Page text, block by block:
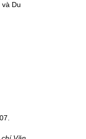
và Du